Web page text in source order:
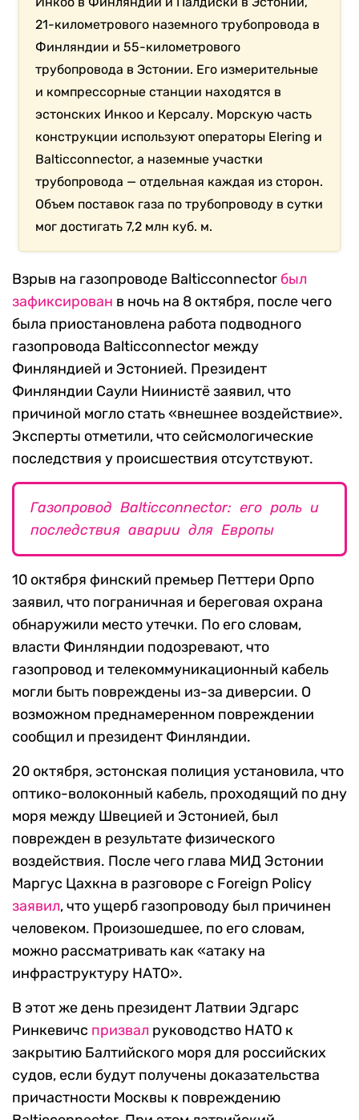
21-километрового наземного трубопровода в
Финляндии и 55-километрового
трубопровода в Эстонии. Его измерительные
и компрессорные станции находятся в
эстонских Инкоо и Керсалу. Морскую часть
конструкции используют операторы Elering и
Balticconnector, а наземные участки
трубопровода — отдельная каждая из сторон.
Объем поставок газа по трубопроводу в сутки
мог достигать 7,2 млн куб. м.
Взрыв на газопроводе Balticconnector был
зафиксирован в ночь на 8 октября, после чего
была приостановлена работа подводного
газопровода Balticconnector между
Финляндией и Эстонией. Президент
Финляндии Саули Ниинистё заявил, что
причиной могло стать «внешнее воздействие».
Эксперты отметили, что сейсмологические
последствия у происшествия отсутствуют.
Газопровод Balticconnector: его роль и
последствия аварии для Европы
10 октября финский премьер Петтери Орпо
заявил, что пограничная и береговая охрана
обнаружили место утечки. По его словам,
власти Финляндии подозревают, что
газопровод и телекоммуникационный кабель
могли быть повреждены из-за диверсии. О
возможном преднамеренном повреждении
сообщил и президент Финляндии.
20 октября, эстонская полиция установила, что
оптико-волоконный кабель, проходящий по дну
моря между Швецией и Эстонией, был
поврежден в результате физического
воздействия. После чего глава МИД Эстонии
Маргус Цахкна в разговоре с Foreign Policy
заявил, что ущерб газопроводу был причинен
человеком. Произошедшее, по его словам,
можно рассматривать как «атаку на
инфраструктуру НАТО».
В этот же день президент Латвии Эдгарс
Ринкевичс призвал руководство НАТО к
закрытию Балтийского моря для российских
судов, если будут получены доказательства
причастности Москвы к повреждению